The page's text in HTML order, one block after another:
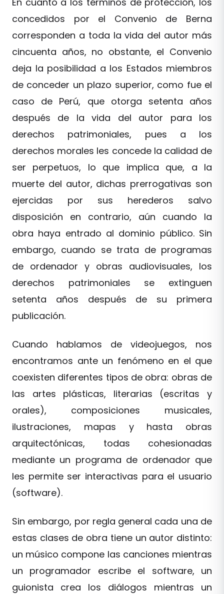
concedidos por el Convenio de Berna
corresponden a toda la vida del autor más
cincuenta años, no obstante, el Convenio
deja la posibilidad a los Estados miembros
de conceder un plazo superior, como fue el
caso de Perú, que otorga setenta años
después de la vida del autor para los
derechos patrimoniales, pues a los
derechos morales les concede la calidad de
ser perpetuos, lo que implica que, a la
muerte del autor, dichas prerrogativas son
ejercidas por sus herederos salvo
disposición en contrario, aún cuando la
obra haya entrado al dominio público. Sin
embargo, cuando se trata de programas
de ordenador y obras audiovisuales, los
derechos patrimoniales se extinguen
setenta años después de su primera
publicación.
Cuando hablamos de videojuegos, nos
encontramos ante un fenómeno en el que
coexisten diferentes tipos de obra: obras de
las artes plásticas, literarias (escritas y
orales), composiciones musicales,
ilustraciones, mapas y hasta obras
arquitectónicas, todas cohesionadas
mediante un programa de ordenador que
les permite ser interactivas para el usuario
(software).
Sin embargo, por regla general cada una de
estas clases de obra tiene un autor distinto:
un músico compone las canciones mientras
un programador escribe el software, un
guionista crea los diálogos mientras un